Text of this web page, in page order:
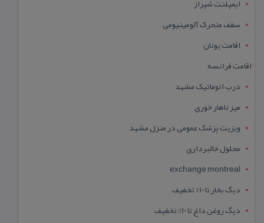
ایمپلنت شیراز
سقف متحرک آلومینیومی
اقامت یونان
اقامت فرانسه
درب اتوماتیک مشهد
میز ناهار خوری
ویزیت پزشک عمومی در منزل مشهد
محلول خالبرداری
exchange montreal
دیگ بخار تا 10% تخفیف
دیگ روغن داغ تا 10% تخفیف